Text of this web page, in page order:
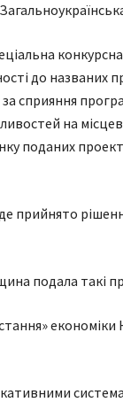
конкурсна
до названих
сприяння
на
поданих
прийнято
подала такі
економіки